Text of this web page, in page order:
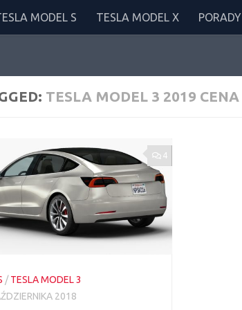
MODEL S TESLA MODEL X PORADY
TESLA MODEL 3 2019 CENA
4
/TESLA MODEL 3
2018